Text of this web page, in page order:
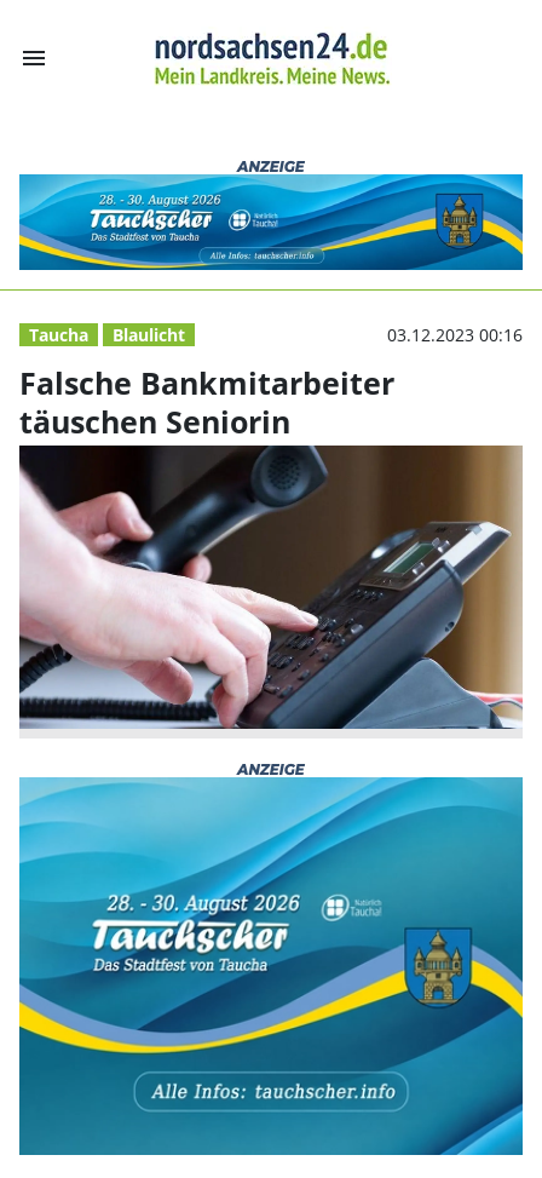
menu Falsche
Taucha Blaulicht 03.12.2023 00:16
Falsche Bankmitarbeiter
täuschen Seniorin